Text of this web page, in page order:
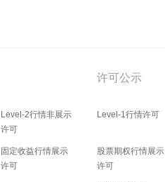
Level-2行情非展示
许可
固定收益行情展示
许可
许可公示
Level-1行情许可
股票期权行情展示
许可